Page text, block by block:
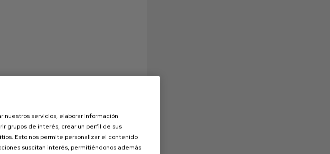
nuestros servicios, elaborar información
grupos de interés, crear un perfil de sus
Esto nos permite personalizar el contenido
suscitan interés, permitiéndonos además